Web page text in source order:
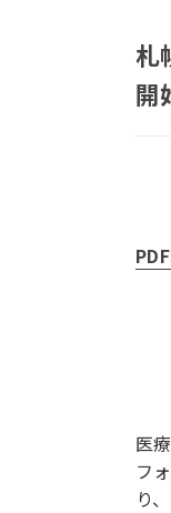
札
開
医
フ
り